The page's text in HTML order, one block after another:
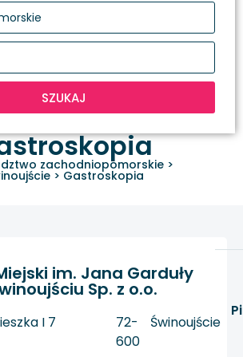
SZUKAJ
zachodniopomorskie >
> Gastroskopia
im. Jana Garduły
Sp. z o.o.
I 7
72-
600
Świnoujście